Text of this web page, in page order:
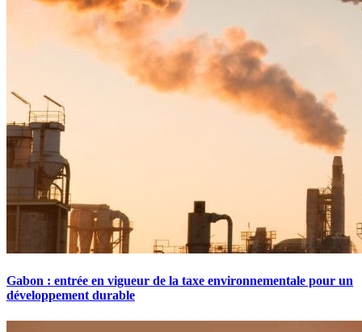
Gabon : entrée en vigueur de la taxe environnementale pour un
développement durable